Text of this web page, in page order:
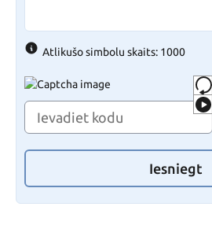
Atlikušo simbolu skaits: 1000
Iesniegt